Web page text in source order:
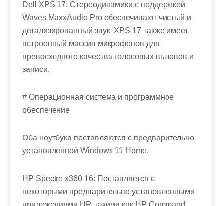
Dell XPS 17: Стереодинамики с поддержкой
Waves MaxxAudio Pro обеспечивают чистый и
детализированный звук. XPS 17 также имеет
встроенный массив микрофонов для
превосходного качества голосовых вызовов и
записи.
# Операционная система и программное
обеспечение
Оба ноутбука поставляются с предварительно
установленной Windows 11 Home.
HP Spectre x360 16: Поставляется с
некоторыми предварительно установленными
приложениями HP, такими как HP Command